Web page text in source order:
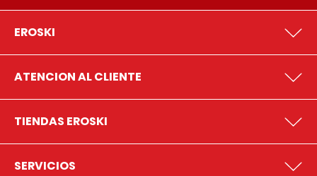
EROSKI
ATENCION AL CLIENTE
TIENDAS EROSKI
SERVICIOS